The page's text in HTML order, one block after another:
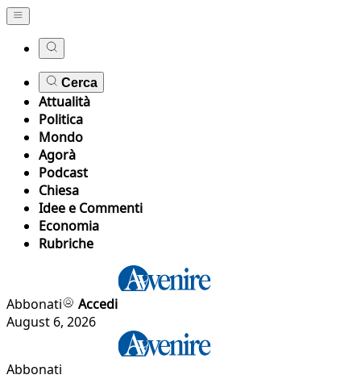
Cerca
Attualità
Politica
Mondo
Agorà
Podcast
Chiesa
Idee e Commenti
Economia
Rubriche
Abbonati
Accedi
August 6, 2026
Abbonati